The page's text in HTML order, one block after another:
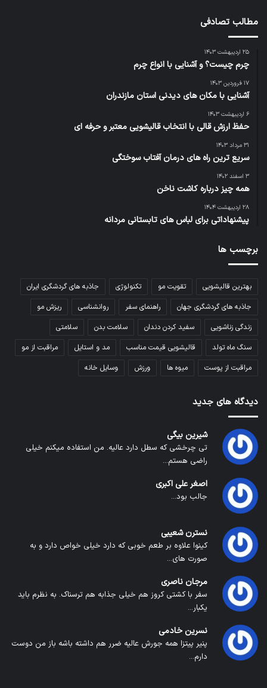
مطالب تصادفی
۲۵ اردیبهشت ۱۴۰۳
چرم چیست؟ و آشنایی با انواع چرم
۱۷ فروردین ۱۴۰۳
آشنایی با مکان های دیدنی استان مازندران
۶ اردیبهشت ۱۴۰۳
حفظ ارزش قالی با انتخاب قالیشویی معتبر و حرفه ای
۳۱ مرداد ۱۴۰۳
سریع ترین راه های درمان آفتاب سوختگی
۳ اسفند ۱۴۰۲
همه چیز درباره کاشت ناخن
۲۸ اردیبهشت ۱۴۰۴
پیشنهاداتی برای لباس های تابستانی مردانه
برچسب ها
بهترین قالیشویی تقویت مو تکنولوژی
جاذبه های گردشگری ایران
جاذبه های گردشگری جهان
راهنمای سفر روانشناسی
ریزش مو
زندگی زناشویی
سفید کردن دندان سلامت بدن
سلامتی
سنگ ماه تولد
قالیشویی قیمت مناسب مد و استایل
مراقبت از مو
مراقبت از پوست
میوه ها ورزش وسایل خانه
دیدگاه های جدید
شیرین بیگی
تی چرخشی که سطل دارد عالیه. من استفاده میکنم خیلی
راضی هستم...
اصغر علی اکبری
جالب بود...
نسترن شعیبی
کینوا علاوه بر طعم خوبی که دارد خیلی خواص دارد و به
صورت های...
مرجان ناصری
سفر با کشتی کروز هم خیلی جذابه هم ترسناک. به نظرم باید
یکبار...
نسرین خادمی
پنیر پیتزا همه جورش عالیه ضرر هم داشته باشه باز من دوست
دارم...